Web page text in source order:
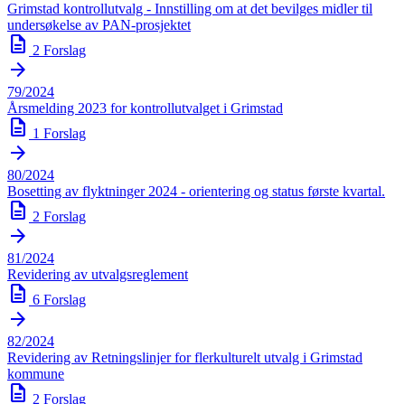
Grimstad kontrollutvalg - Innstilling om at det bevilges midler til
undersøkelse av PAN-prosjektet
description 2 Forslag
arrow_forward
79/2024
Årsmelding 2023 for kontrollutvalget i Grimstad
description 1 Forslag
arrow_forward
80/2024
Bosetting av flyktninger 2024 - orientering og status første kvartal.
description 2 Forslag
arrow_forward
81/2024
Revidering av utvalgsreglement
description 6 Forslag
arrow_forward
82/2024
Revidering av Retningslinjer for flerkulturelt utvalg i Grimstad
kommune
description 2 Forslag